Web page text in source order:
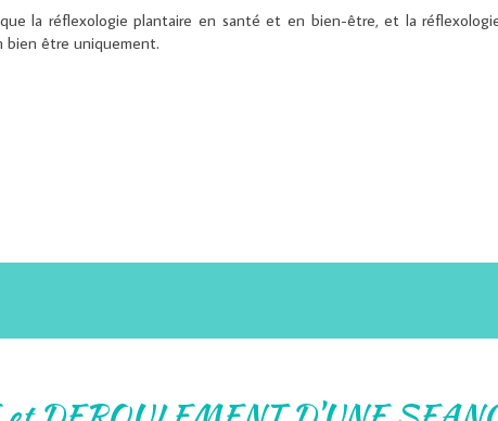
la réflexologie plantaire en santé et en bien-être, et la
bien être uniquement.